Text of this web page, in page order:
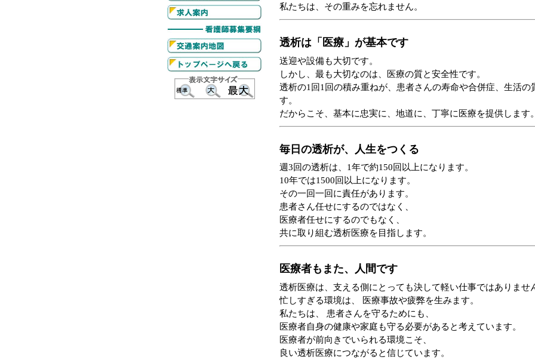
私たちは、その重みを忘れません。
透析は「医療」が基本です
送迎や設備も大切です。
しかし、最も大切なのは、医療の質と安全性です。
透析の1回1回の積み重ねが、患者さんの寿命や合併症、生活の
す。
だからこそ、基本に忠実に、地道に、丁寧に医療を提供します。
毎日の透析が、人生をつくる
週3回の透析は、1年で約150回以上になります。
10年では1500回以上になります。
その一回一回に責任があります。
患者さん任せにするのではなく、
医療者任せにするのでもなく、
共に取り組む透析医療を目指します。
医療者もまた、人間です
透析医療は、支える側にとっても決して軽い仕事ではありませ
忙しすぎる環境は、 医療事故や疲弊を生みます。
私たちは、 患者さんを守るためにも、
医療者自身の健康や家庭も守る必要があると考えています。
医療者が前向きでいられる環境こそ、
良い透析医療につながると信じています。